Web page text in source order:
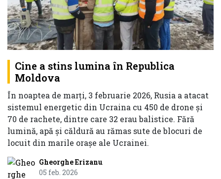
Cine a stins lumina în Republica
Moldova
În noaptea de marți, 3 februarie 2026, Rusia a atacat
sistemul energetic din Ucraina cu 450 de drone și
70 de rachete, dintre care 32 erau balistice. Fără
lumină, apă și căldură au rămas sute de blocuri de
locuit din marile orașe ale Ucrainei.
Gheorghe Erizanu
05 feb. 2026